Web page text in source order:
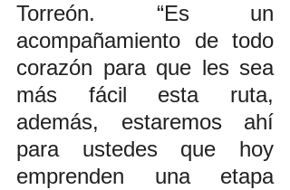
Torreón. “Es un
acompañamiento de todo
corazón para que les sea
más fácil esta ruta,
además, estaremos ahí
para ustedes que hoy
emprenden una etapa